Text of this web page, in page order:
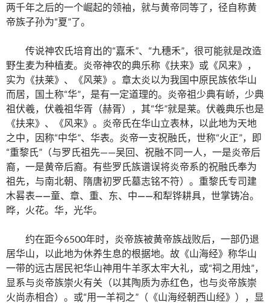
两千年之后的一个崛起的领袖，就与黄帝同等了，径自称黄
帝族子孙为“夏”了。
传说神农氏培育出的“嘉禾”、“九穗禾”，很可能就是改造
野生麦为种植麦。炎帝神农的典乐称《扶来》或《风来》，
实为《扶莱》、《风莱》。章太炎以为我国中原民族依华山
而居，国土称“华”，是有一定道理的。炎帝祖少典有峤，少典
祖伏羲，伏羲祖华胥（赫胥），其“华”就是莱。伏羲典乐也是
《扶来》、《风来》。炎帝氏在华山立表林，以此地为天地
之中，因称“中华”、华表。炎帝一支祝融氏，世称“火正”，即
“重黎氏”（与罗氏祖先——吴回、祝融不同一人，一是炎帝后
裔，一是黄帝后裔。有些罗氏族谱误将炎帝系的祝融氏奉为
祖先，与南北朝、隋唐初罗氏墓志铭不符）。重黎氏专司建
木晷表——童、章、重、东、中——和犁铧耕具，世掌铸冶。
晔，火花。华，光华。
约在距今6500年时，炎帝族被黄帝族战败后，一部仍退
居华山，以此地为休养生息的根据地。故《山海经》称华山
一带的远古居民祀华山神用牛羊豕太牢大礼，或“祠之用烛”，
显系与炎帝族崇火有关（以其陶质为赤红色，也与炎帝族崇
火尚赤相合）。或“用一羊祠之”（《山海经朝西山经》），显